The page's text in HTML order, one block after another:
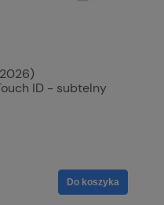
ID - subtelny
Do koszyka